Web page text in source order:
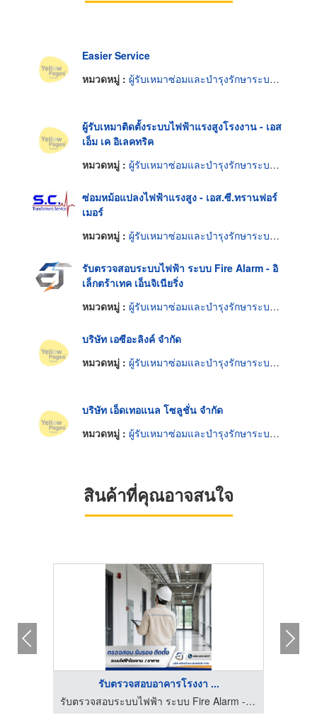
Easier Service
หมวดหมู่ : ผู้รับเหมาซ่อมและบำรุงรักษาระบบไฟฟ้าและเครื่องกลอาคาร
ผู้รับเหมาติดตั้งระบบไฟฟ้าแรงสูงโรงงาน - เอส
เอ็ม เค อิเลคทริค
หมวดหมู่ : ผู้รับเหมาซ่อมและบำรุงรักษาระบบไฟฟ้าและเครื่องกลอาคาร
ซ่อมหม้อแปลงไฟฟ้าแรงสูง - เอส.ซี.ทรานฟอร์
เมอร์
หมวดหมู่ : ผู้รับเหมาซ่อมและบำรุงรักษาระบบไฟฟ้าและเครื่องกลอาคาร
รับตรวจสอบระบบไฟฟ้า ระบบ Fire Alarm - อิ
เล็กตร้าเทค เอ็นจิเนียริ่ง
หมวดหมู่ : ผู้รับเหมาซ่อมและบำรุงรักษาระบบไฟฟ้าและเครื่องกลอาคาร
บริษัท เอซีอะลิงค์ จำกัด
หมวดหมู่ : ผู้รับเหมาซ่อมและบำรุงรักษาระบบไฟฟ้าและเครื่องกลอาคาร
บริษัท เอ็ดเทอแนล โซลูชั่น จำกัด
หมวดหมู่ : ผู้รับเหมาซ่อมและบำรุงรักษาระบบไฟฟ้าและเครื่องกลอาคาร
สินค้าที่คุณอาจสนใจ
รับตรวจสอบอาคารโรงงา ...
รับตรวจสอบระบบไฟฟ้า ระบบ Fire Alarm - อิเล็กตร้าเทค เอ็นจิเนียริ่ง